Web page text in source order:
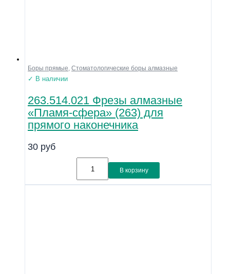
Боры прямые, Стоматологические боры алмазные
✓ В наличии
263.514.021 Фрезы алмазные
«Пламя-сфера» (263) для
прямого наконечника
30 руб
В корзину